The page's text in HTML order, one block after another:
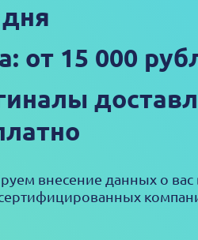
от 15 000
внесение данных о